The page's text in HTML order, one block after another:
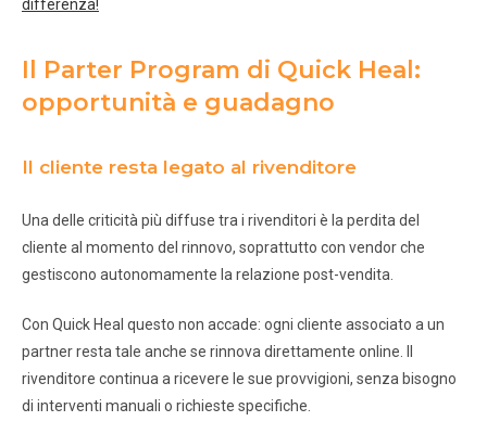
differenza!
Il Parter Program di Quick Heal:
opportunità e guadagno
Il cliente resta legato al rivenditore
Una delle criticità più diffuse tra i rivenditori è la perdita del
cliente al momento del rinnovo, soprattutto con vendor che
gestiscono autonomamente la relazione post-vendita.
Con Quick Heal questo non accade: ogni cliente associato a un
partner resta tale anche se rinnova direttamente online. Il
rivenditore continua a ricevere le sue provvigioni, senza bisogno
di interventi manuali o richieste specifiche.